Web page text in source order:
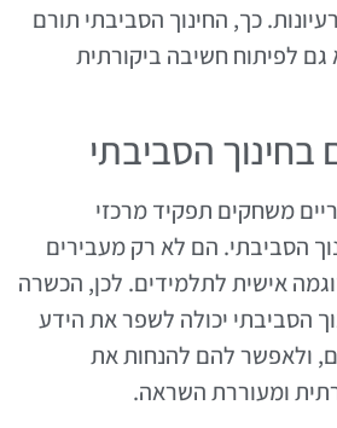
כך, החינוך הסביבתי תורם
לפיתוח חשיבה ביקורתית
בחינוך הסביבתי
משחקים תפקיד מרכזי
הסביבתי. הם לא רק מעבירים
אישית לתלמידים. לכן, הכשרה
הסביבתי יכולה לשפר את הידע
ולאפשר להם להנחות את
ומעוררת השראה.